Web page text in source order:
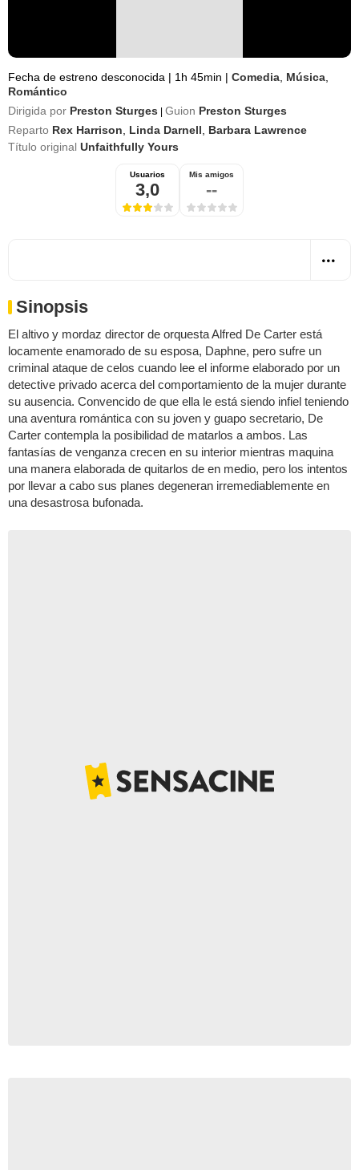
Fecha de estreno desconocida | 1h 45min | Comedia Música
Romántico
Dirigida por Preston Sturges Guion Preston Sturges
Reparto Rex Harrison Linda Darnell
Barbara Lawrence
Título original Unfaithfully Yours
Usuarios
3,0
Mis amigos
--
Sinopsis
El altivo y mordaz director de orquesta Alfred De Carter está
locamente enamorado de su esposa, Daphne, pero sufre un
criminal ataque de celos cuando lee el informe elaborado por un
detective privado acerca del comportamiento de la mujer durante
su ausencia. Convencido de que ella le está siendo infiel teniendo
una aventura romántica con su joven y guapo secretario, De
Carter contempla la posibilidad de matarlos a ambos. Las
fantasías de venganza crecen en su interior mientras maquina
una manera elaborada de quitarlos de en medio, pero los intentos
por llevar a cabo sus planes degeneran irremediablemente en
una desastrosa bufonada.